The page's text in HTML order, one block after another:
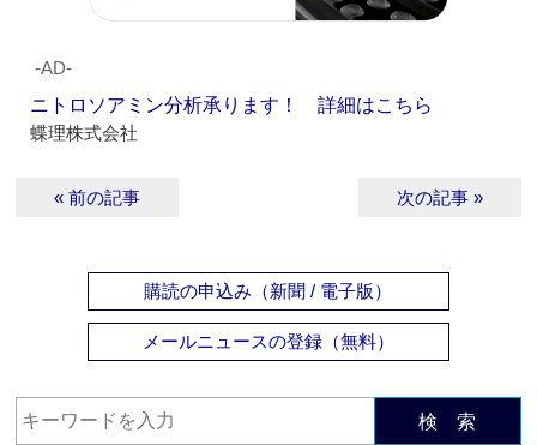
‐AD‐
ニトロソアミン分析承ります！ 詳細はこちら
蝶理株式会社
« 前の記事 次の記事 »
購読の申込み（新聞 / 電子版）
メールニュースの登録（無料）
検 索